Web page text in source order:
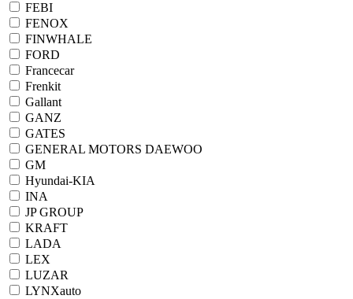
FEBI
FENOX
FINWHALE
FORD
Francecar
Frenkit
Gallant
GANZ
GATES
GENERAL MOTORS DAEWOO
GM
Hyundai-KIA
INA
JP GROUP
KRAFT
LADA
LEX
LUZAR
LYNXauto